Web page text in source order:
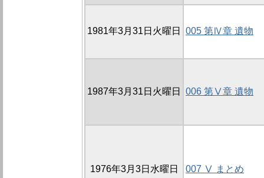
1981年3月31日火曜日 005 第Ⅳ章 遺物
1987年3月31日火曜日 006 第Ⅴ章 遺物
1976年3月3日水曜日 007 Ⅴ まとめ